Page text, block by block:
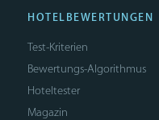
HOTELBEWERTUNGEN
Test-Kriterien
Bewertungs-Algorithmus
Hoteltester
Magazin